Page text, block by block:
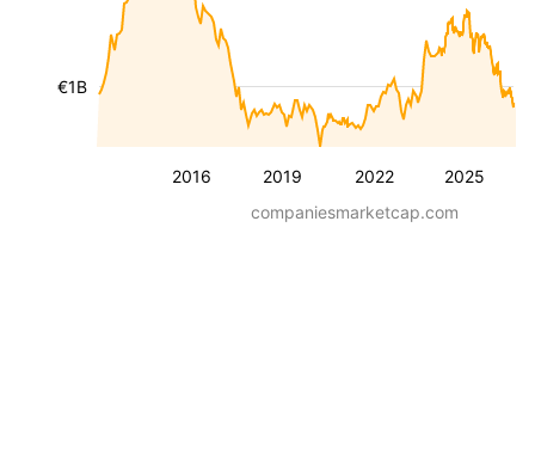
2016 2019 2022 2025
€1B
companiesmarketcap.com